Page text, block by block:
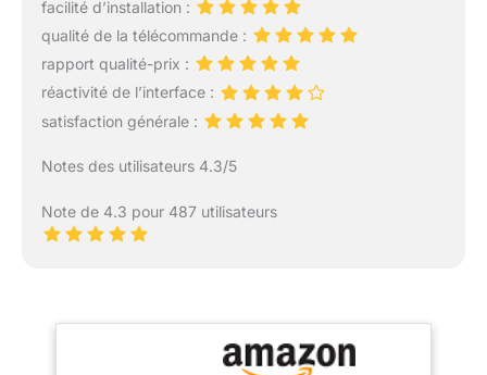
facilité d’installation :
qualité de la télécommande :
rapport qualité-prix :
réactivité de l’interface :
satisfaction générale :
Notes des utilisateurs 4.3/5
Note de 4.3 pour 487 utilisateurs